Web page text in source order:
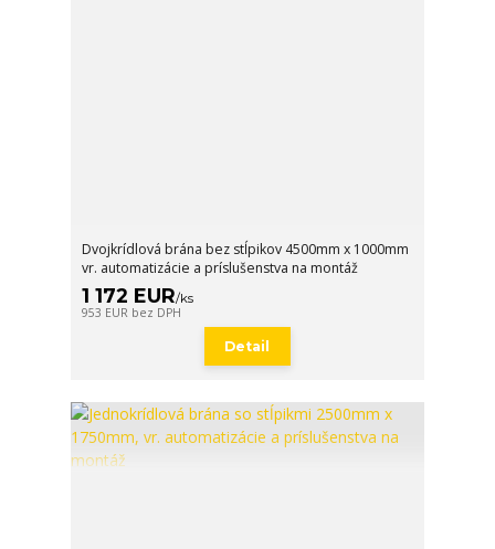
Dvojkrídlová brána bez stĺpikov 4500mm x 1000mm
vr. automatizácie a príslušenstva na montáž
1 172 EUR/ks
953 EUR bez DPH
Detail